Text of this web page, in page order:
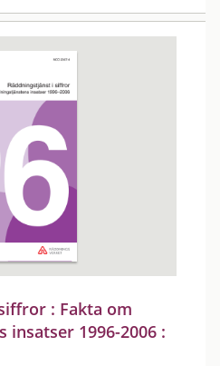
: Fakta om
insatser 1996-2006 :